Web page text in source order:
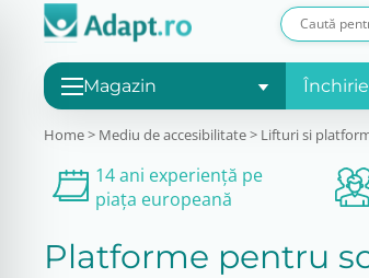
Magazin
Home> Mediu de accesibilitate> Lifturi si
14 ani experiență pe
piața europeană
Platforme pentru